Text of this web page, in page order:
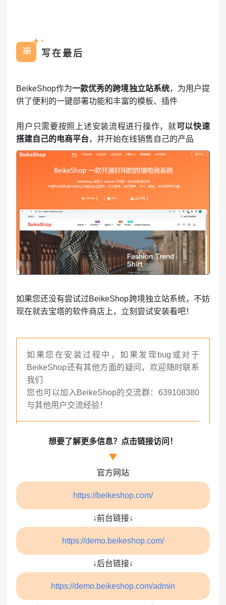
✦ ✦
※ 写在最后
BeikeShop作为一款优秀的跨境独立站系统，为用户提
供了便利的一键部署功能和丰富的模板、插件
用户只需要按照上述安装流程进行操作，就可以快速
搭建自己的电商平台，并开始在线销售自己的产品
如果您还没有尝试过BeikeShop跨境独立站系统，不妨
现在就去宝塔的软件商店上，立刻尝试安装看吧！
如果您在安装过程中，如果发现bug或对于
BeikeShop还有其他方面的疑问，欢迎随时联系
我们
您也可以加入BeikeShop的交流群：639108380
与其他用户交流经验！
想要了解更多信息？点击链接访问！
官方网站
https://beikeshop.com/
↓前台链接↓
https://demo.beikeshop.com/
↓后台链接↓
https://demo.beikeshop.com/admin